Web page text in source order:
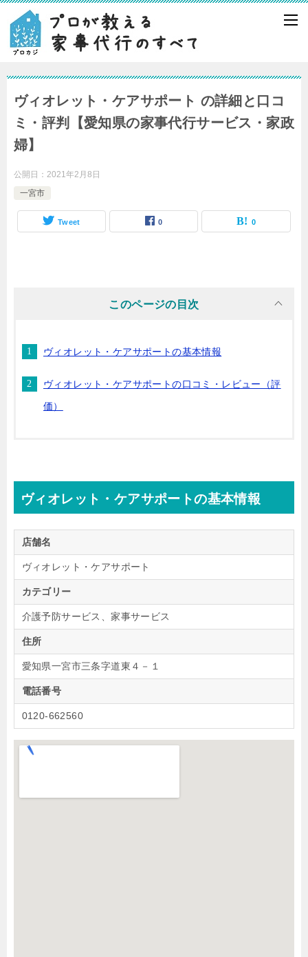
ヴィオレット・ケアサポート の詳細と口コ
ミ・評判【愛知県の家事代行サービス・家政
婦】
公開日： 2021年2月8日
一宮市
Tweet 0 0
このページの目次
ヴィオレット・ケアサポートの基本情報
ヴィオレット・ケアサポートの口コミ・レビュー（評
価）
ヴィオレット・ケアサポートの基本情報
店舗名
ヴィオレット・ケアサポート
カテゴリー
介護予防サービス、家事サービス
住所
愛知県一宮市三条字道東４－１
電話番号
0120-662560